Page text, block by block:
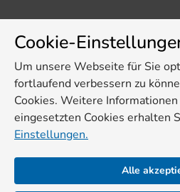
Cookie-
Um unsere Webseite für Sie
fortlaufend verbessern zu
Cookies. Weitere Informationen
eingesetzten Cookies erhalten
Einstellungen.
Alle